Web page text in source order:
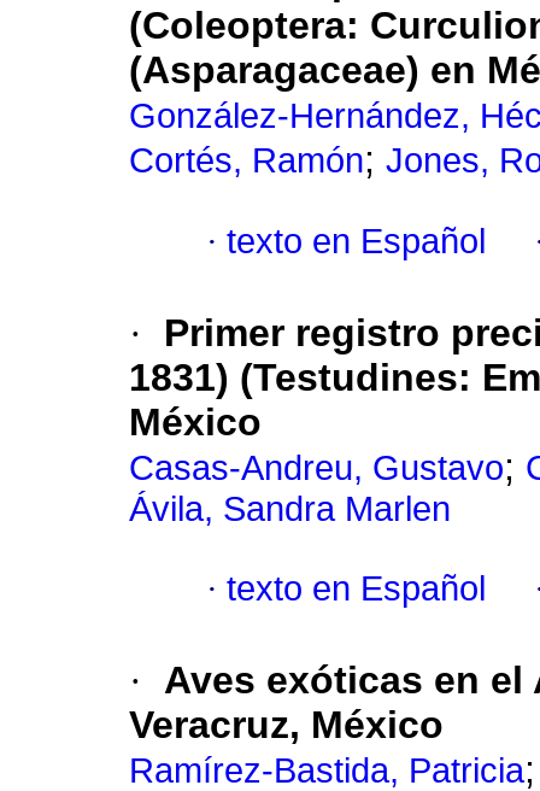
(Coleoptera:
(Asparagaceae) en
González-Hernández,
Cortés, Ramón; Jones,
· texto en Español
·
Primer registro
1831) (Testudines:
México
Casas-Andreu, Gustavo;
Ávila, Sandra Marlen
· texto en Español
·
Aves exóticas en el
Veracruz, México
Ramírez-Bastida, Patricia